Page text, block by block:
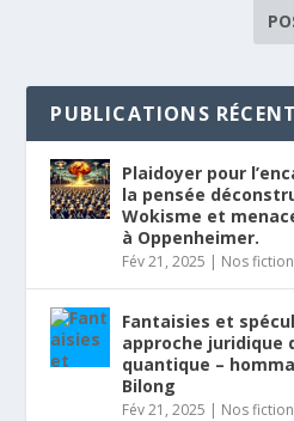
PUBLICATIONS
Plaidoyer pour
la pensée
Wokisme et
à Oppenheimer.
Fév 21, 2025 | Nos
Fantaisies et
approche juridique
quantique –
Bilong
Fév 21, 2025 | Nos